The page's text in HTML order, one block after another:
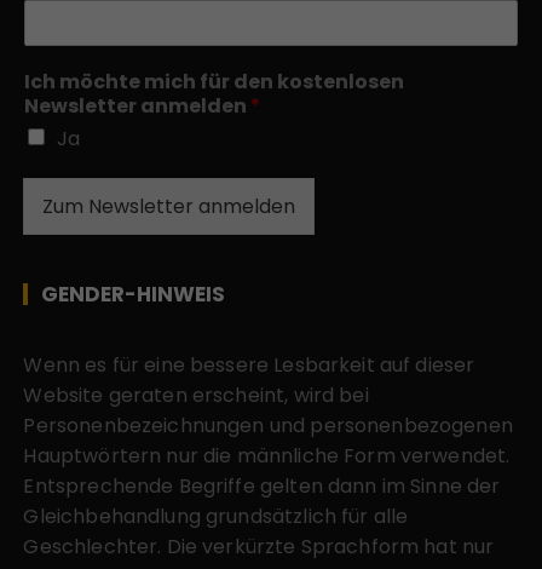
Ich möchte mich für den kostenlosen
Newsletter anmelden *
Ja
Zum Newsletter anmelden
GENDER-HINWEIS
Wenn es für eine bessere Lesbarkeit auf dieser
Website geraten erscheint, wird bei
Personenbezeichnungen und personenbezogenen
Hauptwörtern nur die männliche Form verwendet.
Entsprechende Begriffe gelten dann im Sinne der
Gleichbehandlung grundsätzlich für alle
Geschlechter. Die verkürzte Sprachform hat nur